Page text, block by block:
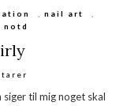
nail art
notd
siger til mig noget skal